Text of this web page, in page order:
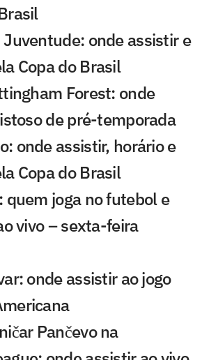
onde assistir e
Copa do Brasil
Forest: onde
de pré-temporada
onde assistir, horário e
Copa do Brasil
quem joga no futebol e
vivo – sexta-feira
onde assistir ao jogo
Pančevo na